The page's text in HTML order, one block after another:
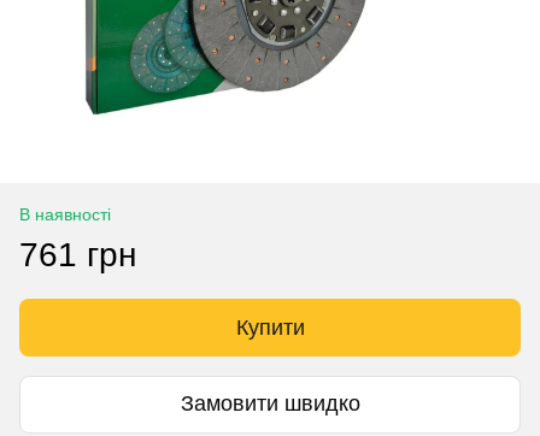
В наявності
761 грн
Купити
Замовити швидко